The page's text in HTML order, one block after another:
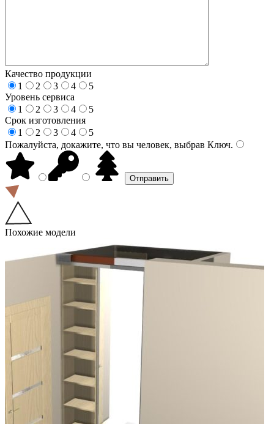
Качество продукции
1
2 3 4
5
Уровень сервиса
1
2 3 4
5
Срок изготовления
1
2 3 4
5
Пожалуйста, докажите, что вы человек, выбрав Ключ.
Похожие модели